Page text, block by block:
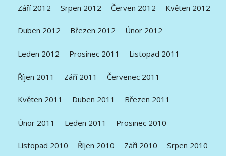
Září 2012 Srpen 2012 Červen 2012 Květen 2012
Duben 2012 Březen 2012 Únor 2012
Leden 2012 Prosinec 2011 Listopad 2011
Říjen 2011 Září 2011 Červenec 2011
Květen 2011 Duben 2011 Březen 2011
Únor 2011 Leden 2011 Prosinec 2010
Listopad 2010 Říjen 2010 Září 2010 Srpen 2010